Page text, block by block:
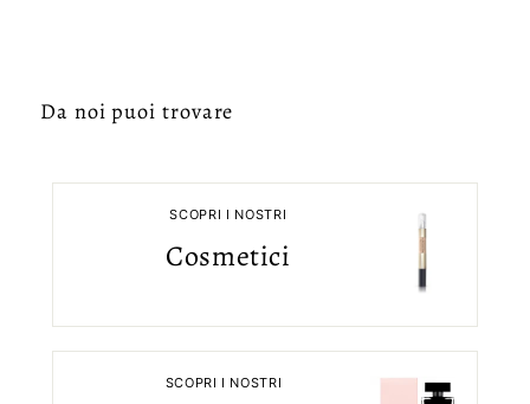
Da noi puoi trovare
SCOPRI I NOSTRI
Cosmetici
SCOPRI I NOSTRI